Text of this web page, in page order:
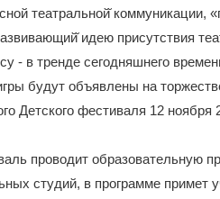
театральной̆ коммуникации,
идею присутствия
- в тренде сегодняшнего
будут объявлены на
Детского фестиваля 12 ноября
проводит образовательную
студий, в программе примет